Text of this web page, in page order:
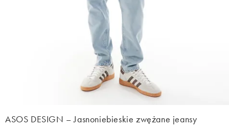
ASOS DESIGN – Jasnoniebieskie zwężane jeansy